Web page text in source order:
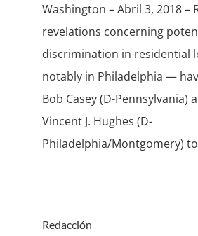
Washington – Abril 3, 2018 –
revelations concerning
discrimination in residential
notably in Philadelphia —
Bob Casey (D-Pennsylvania)
Vincent J. Hughes (D-
Philadelphia/Montgomery)
Redacción